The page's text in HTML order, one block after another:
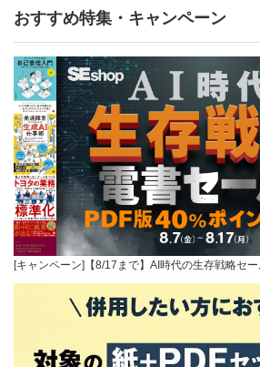
おすすめ特集・キャンペーン
[キャンペーン]【8/17まで】AI時代の生存戦略セ